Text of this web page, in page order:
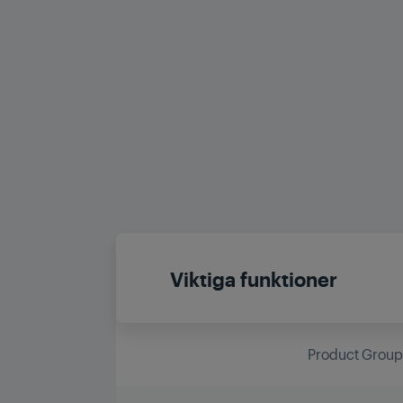
Viktiga funktioner
Product Group